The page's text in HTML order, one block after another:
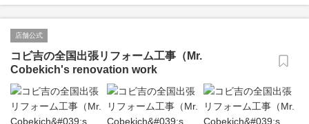
店舗公式
コビ吉の全国出張リフォーム工事（Mr.
Cobekich's renovation work